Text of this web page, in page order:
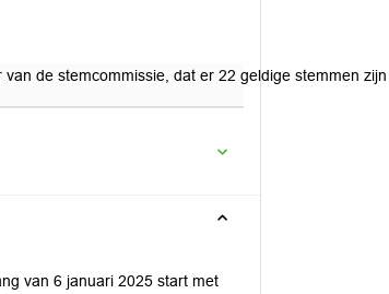
de stemcommissie, dat er 22 geldige stemmen
van 6 januari 2025 start met